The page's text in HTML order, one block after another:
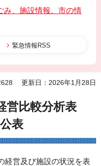
み、施設情報、市の情
緊急情報RSS
更新日：2026年1月28日
営比較分析表
表
経営及び施設の状況を表